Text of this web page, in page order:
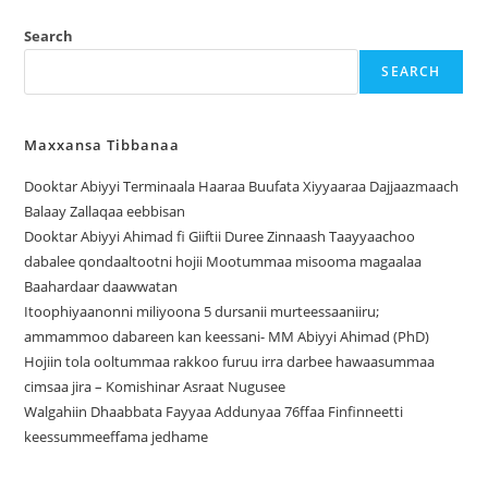
Search
SEARCH
Maxxansa Tibbanaa
Dooktar Abiyyi Terminaala Haaraa Buufata Xiyyaaraa Dajjaazmaach
Balaay Zallaqaa eebbisan
Dooktar Abiyyi Ahimad fi Giiftii Duree Zinnaash Taayyaachoo
dabalee qondaaltootni hojii Mootummaa misooma magaalaa
Baahardaar daawwatan
Itoophiyaanonni miliyoona 5 dursanii murteessaaniiru;
ammammoo dabareen kan keessani- MM Abiyyi Ahimad (PhD)
Hojiin tola ooltummaa rakkoo furuu irra darbee hawaasummaa
cimsaa jira – Komishinar Asraat Nugusee
Walgahiin Dhaabbata Fayyaa Addunyaa 76ffaa Finfinneetti
keessummeeffama jedhame